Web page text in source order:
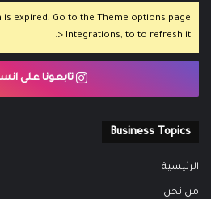
is expired, Go to the Theme options page
> Integrations, to to refresh it.
تابعونا على
Business Topics
الرئيسية
من نحن